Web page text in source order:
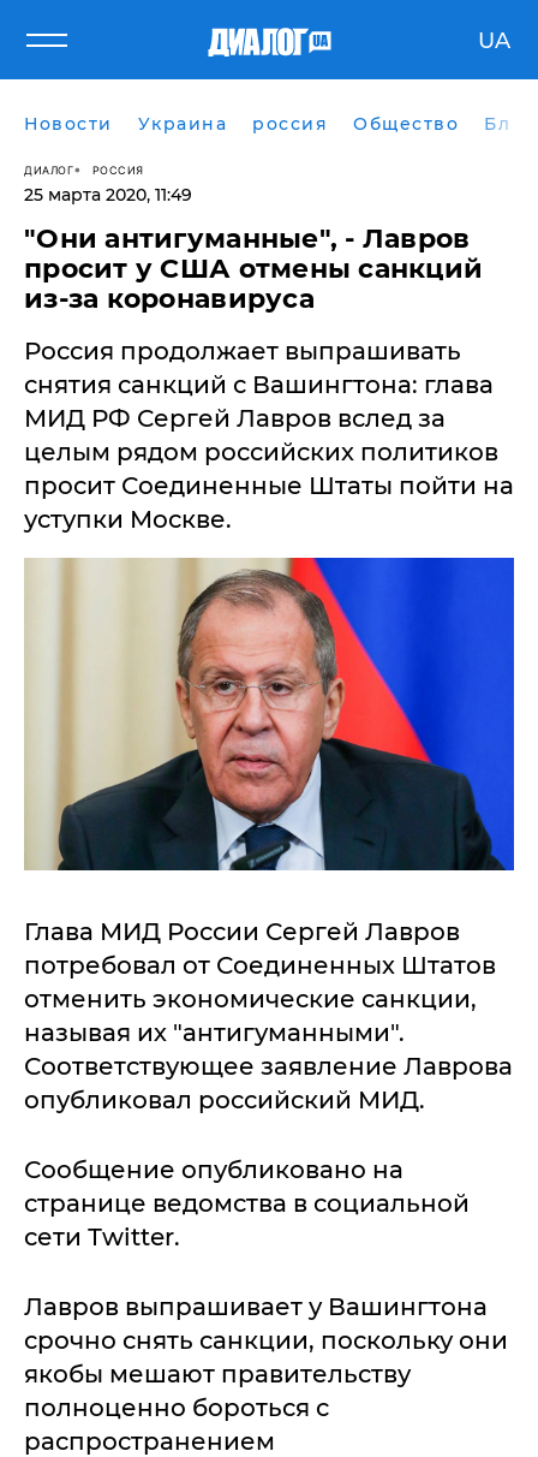
UA
Новости Украина россия Общество
ДИАЛОГ РОССИЯ
25 марта 2020, 11:49
"Они антигуманные", - Лавров
просит у США отмены санкций
из-за коронавируса
​Россия продолжает выпрашивать
снятия санкций с Вашингтона: глава
МИД РФ Сергей Лавров вслед за
целым рядом российских политиков
просит Соединенные Штаты пойти на
уступки Москве.
Глава МИД России Сергей Лавров
потребовал от Соединенных Штатов
отменить экономические санкции,
называя их "антигуманными".
Соответствующее заявление Лаврова
опубликовал российский МИД.
Сообщение опубликовано на
странице ведомства в социальной
сети Тwitter.
Лавров выпрашивает у Вашингтона
срочно снять санкции, поскольку они
якобы мешают правительству
полноценно бороться с
распространением